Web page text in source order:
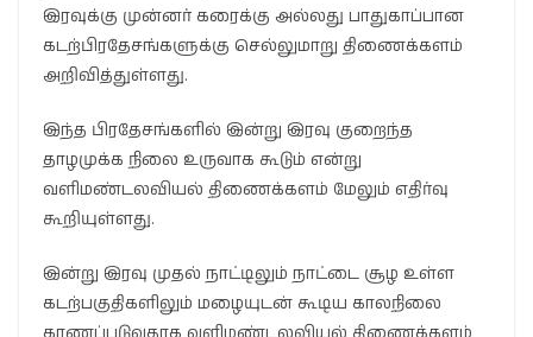
இரவுக்கு முன்னர் கரைக்கு அல்லது பாதுகாப்பான
கடற்பிரதேசங்களுக்கு செல்லுமாறு திணைக்களம்
அறிவித்துள்ளது.
இந்த பிரதேசங்களில் இன்று இரவு குறைந்த
தாழமுக்க நிலை உருவாக கூடும் என்று
வளிமண்டலவியல் திணைக்களம் மேலும் எதிர்வு
கூறியுள்ளது.
இன்று இரவு முதல் நாட்டிலும் நாட்டை சூழ உள்ள
கடற்பகுதிகளிலும் மழையுடன் கூடிய காலநிலை